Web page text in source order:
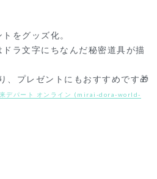
をグッズ化。
ラ文字にちなんだ秘密道具が描
、プレゼントにもおすすめです🎁
来デパート オンライン (mirai-dora-world-